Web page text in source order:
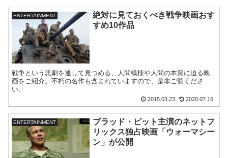
ENTERTAINMENT
絶対に見ておくべき戦争映画おす
すめ10作品
戦争という悲劇を通して見つめる、人間模様や人間の本質に迫る映
画をご紹介。不朽の名作も含まれていますので、是非ご覧くださ
い。
2015.03.23 2020.07.16
ENTERTAINMENT
ブラッド・ピット主演のネットフ
リックス独占映画「ウォーマシー
ン」が公開